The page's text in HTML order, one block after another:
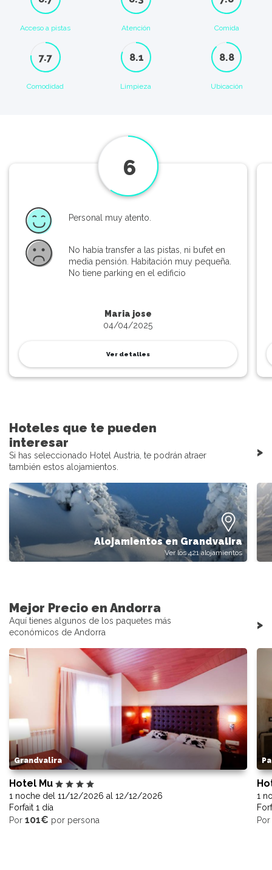
Acceso a pistas Atención Comida
7.7
Comodidad
8.1
Limpieza
8.8
Ubicación
6
Maria jose
04/04/2025
Personal muy atento.
No había transfer a las pistas, ni bufet en
media pensión. Habitación muy pequeña.
No tiene parking en el edificio
Ver detalles
Hoteles que te pueden
interesar
Si has seleccionado Hotel Austria, te podrán atraer
también estos alojamientos.
>
Alojamientos en Grandvalira
Ver los 421 alojamientos
Mejor Precio en Andorra
Aquí tienes algunos de los paquetes más
económicos de Andorra
>
Grandvalira
Hotel Mu
1 noche del 11/12/2026 al 12/12/2026
Forfait 1 día
Por 101€ por persona
1
Por